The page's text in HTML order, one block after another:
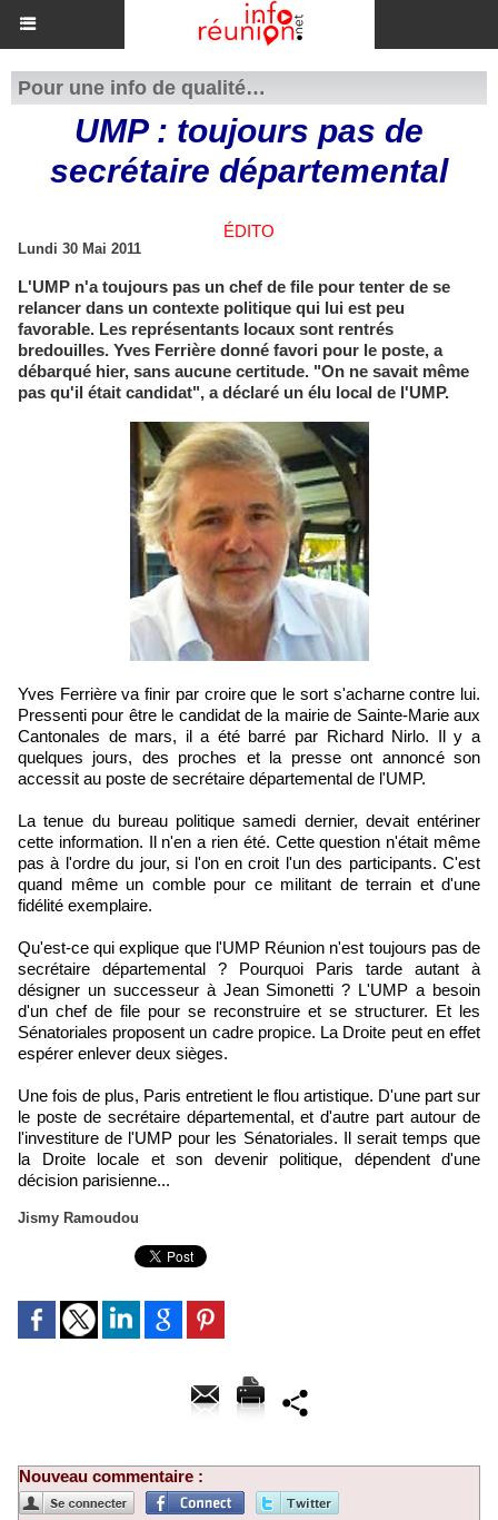
Pour une info de qualité…
UMP : toujours pas de
secrétaire départemental
ÉDITO
Lundi 30 Mai 2011
L'UMP n'a toujours pas un chef de file pour tenter de se
relancer dans un contexte politique qui lui est peu
favorable. Les représentants locaux sont rentrés
bredouilles. Yves Ferrière donné favori pour le poste, a
débarqué hier, sans aucune certitude. "On ne savait même
pas qu'il était candidat", a déclaré un élu local de l'UMP.
Yves Ferrière va finir par croire que le sort s'acharne contre lui.
Pressenti pour être le candidat de la mairie de Sainte-Marie aux
Cantonales de mars, il a été barré par Richard Nirlo. Il y a
quelques jours, des proches et la presse ont annoncé son
accessit au poste de secrétaire départemental de l'UMP.
La tenue du bureau politique samedi dernier, devait entériner
cette information. Il n'en a rien été. Cette question n'était même
pas à l'ordre du jour, si l'on en croit l'un des participants. C'est
quand même un comble pour ce militant de terrain et d'une
fidélité exemplaire.
Qu'est-ce qui explique que l'UMP Réunion n'est toujours pas de
secrétaire départemental ? Pourquoi Paris tarde autant à
désigner un successeur à Jean Simonetti ? L'UMP a besoin
d'un chef de file pour se reconstruire et se structurer. Et les
Sénatoriales proposent un cadre propice. La Droite peut en effet
espérer enlever deux sièges.
Une fois de plus, Paris entretient le flou artistique. D'une part sur
le poste de secrétaire départemental, et d'autre part autour de
l'investiture de l'UMP pour les Sénatoriales. Il serait temps que
la Droite locale et son devenir politique, dépendent d'une
décision parisienne...
Jismy Ramoudou
Nouveau commentaire :